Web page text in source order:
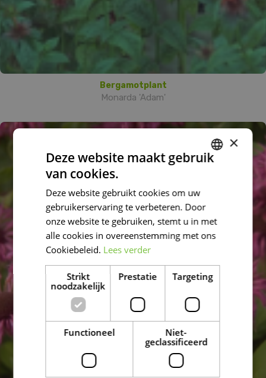
Bergamotplant
Monarda 'Adam'
×
Deze website maakt gebruik
van cookies.
Deze website gebruikt cookies om uw
gebruikerservaring te verbeteren. Door
onze website te gebruiken, stemt u in met
alle cookies in overeenstemming met ons
Cookiebeleid. Lees verder
Strikt
noodzakelijk
Prestatie Targeting
Functioneel
Niet-
geclassificeerd